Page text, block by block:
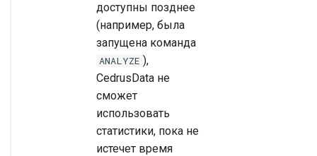
доступны позднее
(например, была
запущена команда
ANALYZE ),
CedrusData не
сможет
использовать
статистики, пока не
истечет время